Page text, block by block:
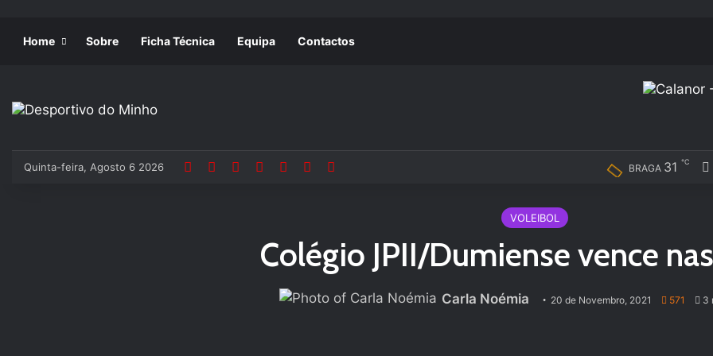
Home Sobre Ficha Técnica Equipa Contactos
Quinta-feira, Agosto 6 2026 BRAGA 31 ℃
VOLEIBOL
Colégio JPII/Dumiense vence
Carla Noémia 20 de Novembro, 2021 571 3